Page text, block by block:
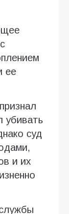
ее
убивать
суд
и их